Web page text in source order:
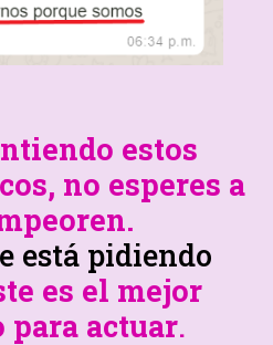
estos
no esperes a
está pidiendo
es el mejor
para actuar.